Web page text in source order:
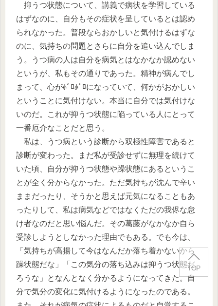
抑うつ状態について、講義で病状を学習している
はずなのに、自分もその症状を呈しているとは認め
られなかった。普段ならおかしいと気付けるはずな
のに、気持ちの問題とさらに自分を追い込んでしま
う。うつ病の人は自分を病気とはなかなか認めない
というが、私もその通りであった。精神が病んでし
まって、心がﾎﾞﾛﾎﾞﾛになっていて、何かがおかしい
ということに気付けない。本当に自分では気付けな
いのだ。これが抑うつ状態に陥っている人にとって
一番厄介なことだと思う。
私は、うつ病という診断から双極性障害であると
診断が変わった。まだ私が受診せずに無理を続けて
いた頃、自分が抑うつ状態や躁状態にあるというこ
とが全く分からなかった。ただ気持ちが沈んで辛い
ままだったり、そうかと思えば元気になることもあ
ったりして、私は病気などではなくただの我侭な怠
け者なのだと思い悩んだ。その葛藤がなかなか自ら
受診しようとしなかった理由でもある。でも今は、
「気持ちが高揚して今はなんだか落ち着かないから
躁状態だな」「この気分の落ち込みは抑うつ状態だ
ろうな」となんとなく分かるようになってきた。自
分で気分の変化に気付けるようになったのである。
TOP